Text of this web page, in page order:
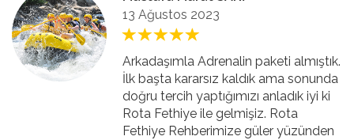
13 Ağustos 2023
Arkadaşımla Adrenalin paketi almıştık.
İlk başta kararsız kaldık ama sonunda
doğru tercih yaptığımızı anladık iyi ki
Rota Fethiye ile gelmişiz. Rota
Fethiye Rehberimize güler yüzünden